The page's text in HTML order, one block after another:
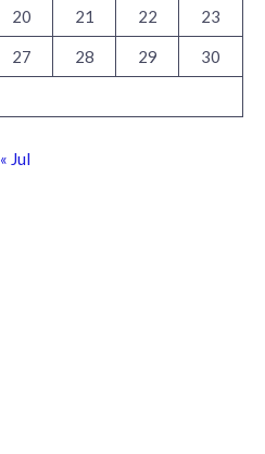
20 21 22 23
27 28 29 30
« Jul